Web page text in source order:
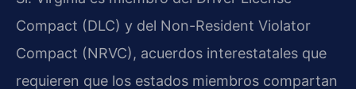
Compact (DLC) y del Non-Resident Violator
Compact (NRVC), acuerdos interestatales que
requieren que los estados miembros compartan